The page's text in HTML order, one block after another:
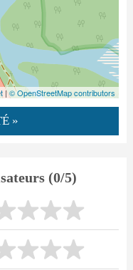
|© OpenStreetMap contributors
»
(0/5)